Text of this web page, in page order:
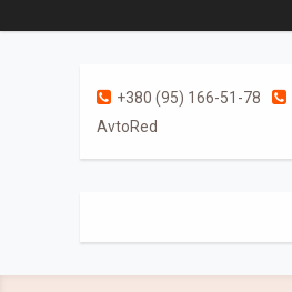
+380 (95) 166-51-78
AvtoRed